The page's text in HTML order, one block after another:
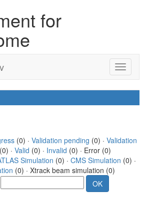
for
(0) · Validation pending (0) · Validation
(0) · Valid (0) · Invalid (0) · Error (0)
Simulation (0) · CMS Simulation (0) ·
(0) · Xtrack beam simulation (0)